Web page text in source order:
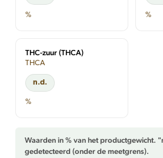
% %
THC-zuur (THCA)
THCA
n.d.
%
Waarden in % van het productgewicht.
gedetecteerd (onder de meetgrens).